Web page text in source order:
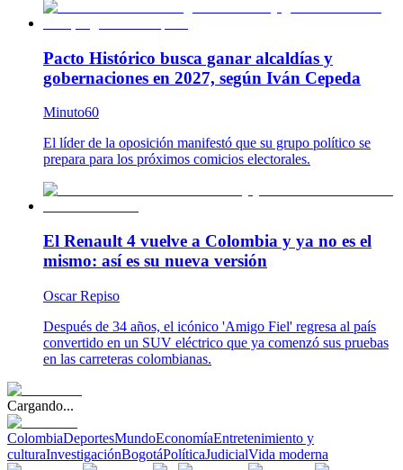
Pacto Histórico busca ganar alcaldías y
gobernaciones en 2027, según Iván Cepeda
Minuto60
El líder de la oposición manifestó que su grupo político se
prepara para los próximos comicios electorales.
El Renault 4 vuelve a Colombia y ya no es el
mismo: así es su nueva versión
Oscar Repiso
Después de 34 años, el icónico 'Amigo Fiel' regresa al país
convertido en un SUV eléctrico que ya comenzó sus pruebas
en las carreteras colombianas.
Cargando...
ColombiaDeportesMundoEconomíaEntretenimiento y
culturaInvestigaciónBogotáPolíticaJudicialVida moderna